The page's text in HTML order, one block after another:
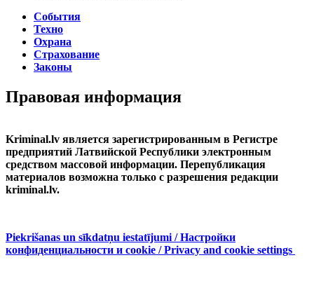
События
Техно
Охрана
Страхование
Законы
Правовая информация
Kriminal.lv является зарегистрированным в Регистре
предприятий Латвийской Республики электронным
средством массовой информации. Перепубликация
материалов возможна только с разрешения редакции
kriminal.lv.
Piekrišanas un sīkdatņu iestatījumi / Настройки
конфиденциальности и cookie / Privacy and cookie settings